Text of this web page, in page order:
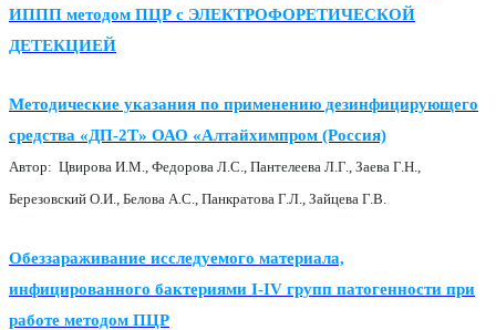
ИППП методом ПЦР с ЭЛЕКТРОФОРЕТИЧЕСКОЙ
ДЕТЕКЦИЕЙ
Методические указания по применению дезинфицирующего
средства «ДП-2Т» ОАО «Алтайхимпром (Россия)
Автор: Цвирова И.М., Федорова Л.С., Пантелеева Л.Г., Заева Г.Н.,
Березовский О.И., Белова А.С., Панкратова Г.Л., Зайцева Г.В.
Обеззараживание исследуемого материала,
инфицированного бактериями I-IV групп патогенности при
работе методом ПЦР